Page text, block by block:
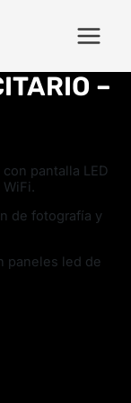
–
pantalla LED
de fotografía y
paneles led de